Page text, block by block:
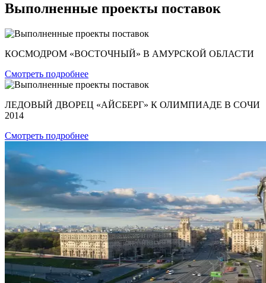
Выполненные проекты поставок
КОСМОДРОМ «ВОСТОЧНЫЙ» В АМУРСКОЙ ОБЛАСТИ
Смотреть подробнее
ЛЕДОВЫЙ ДВОРЕЦ «АЙСБЕРГ» К ОЛИМПИАДЕ В СОЧИ
2014
Смотреть подробнее